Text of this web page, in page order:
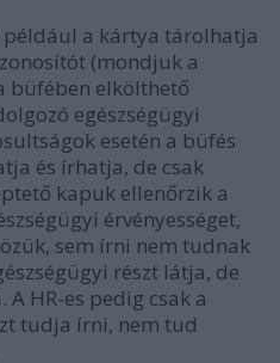
például a kártya tárolhatja
(mondjuk a
büfében elkölthető
egészségügyi
esetén a büfés
és írhatja, de csak
kapuk ellenőrzik a
érvényességet,
sem írni nem tudnak
részt látja, de
HR-es pedig csak a
tudja írni, nem tud